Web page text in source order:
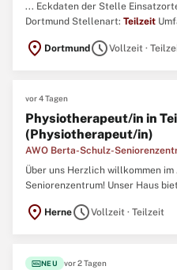
... Eckdaten der Stelle
Dortmund Stellenart: Teilzeit
Befristung: unbefristet
Tage/Jahr (bei 5-Tage-Woche) +
location_on Dortmund scheduleVollzeit ·
vor 4 Tagen
Physiotherapeut/in in
(Physiotherapeut/in)
AWO Berta-Schulz-
Über uns Herzlich willkommen
Seniorenzentrum! Unser Haus
Unsere Einrichtung ist eng in ein
location_on HernescheduleVollzeit · Teilzeit
fiber_newNEU vor 2 Tagen